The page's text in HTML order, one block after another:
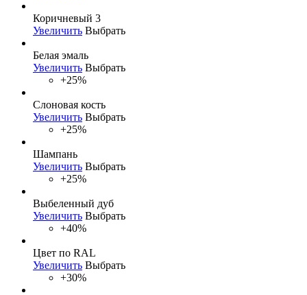
Коричневый 3
Увеличить Выбрать
Белая эмаль
Увеличить Выбрать
+25%
Слоновая кость
Увеличить Выбрать
+25%
Шампань
Увеличить Выбрать
+25%
Выбеленный дуб
Увеличить Выбрать
+40%
Цвет по RAL
Увеличить Выбрать
+30%